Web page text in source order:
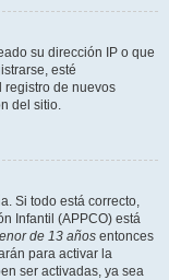
su dirección IP o que
esté
registro de nuevos
del sitio.
Si todo está correcto,
Infantil (APPCO) está
de 13 años entonces
para activar la
ser activadas, ya sea